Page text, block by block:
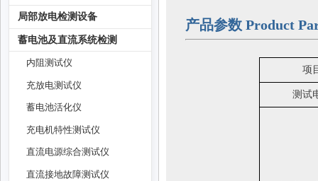
产品参数 Product
项
测试
局部放电检测设备
蓄电池及直流系统检测
内阻测试仪
充放电测试仪
蓄电池活化仪
充电机特性测试仪
直流电源综合测试仪
直流接地故障测试仪